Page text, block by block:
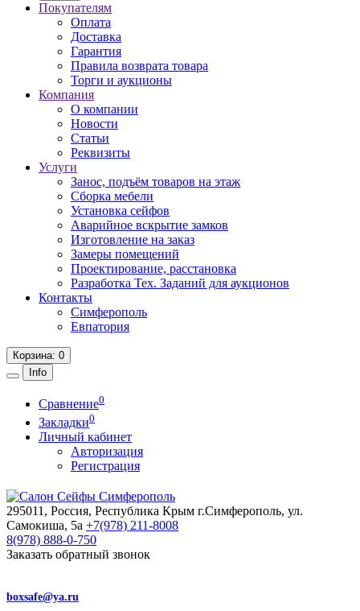
Покупателям
Оплата
Доставка
Гарантия
Правила возврата товара
Торги и аукционы
Компания
О компании
Новости
Статьи
Реквизиты
Услуги
Занос, подъём товаров на этаж
Сборка мебели
Установка сейфов
Аварийное вскрытие замков
Изготовление на заказ
Замеры помещений
Проектирование, расстановка
Разработка Тех. Заданий для аукционов
Контакты
Симферополь
Евпатория
Корзина: 0
Info
Сравнение0
Закладки0
Личный кабинет
Авторизация
Регистрация
295011, Россия, Республика Крым г.Симферополь, ул.
Самокиша, 5а +7(978) 211-8008
8(978) 888-0-750
Заказать обратный звонок
boxsafe@ya.ru